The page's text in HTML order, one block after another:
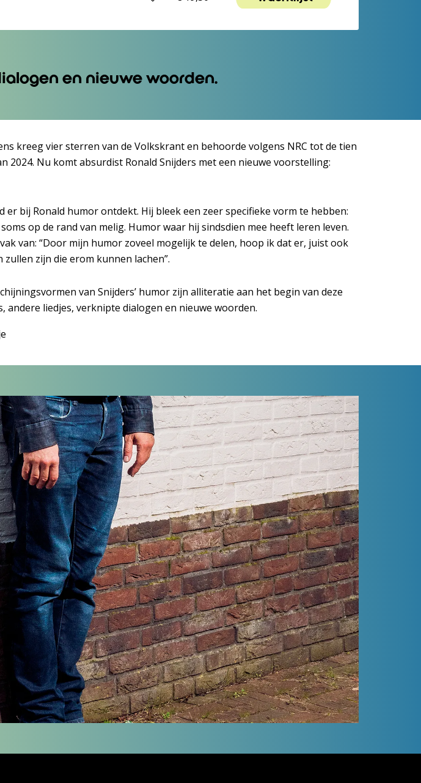
en nieuwe woorden.
kreeg vier sterren van de Volkskrant en behoorde volgens NRC tot de tien
2024. Nu komt absurdist Ronald Snijders met een nieuwe voorstelling:
er bij Ronald humor ontdekt. Hij bleek een zeer specifieke vorm te hebben:
op de rand van melig. Humor waar hij sindsdien mee heeft leren leven.
van: “Door mijn humor zoveel mogelijk te delen, hoop ik dat er, juist ook
zijn die erom kunnen lachen”.
van Snijders’ humor zijn alliteratie aan het begin van deze
andere liedjes, verknipte dialogen en nieuwe woorden.